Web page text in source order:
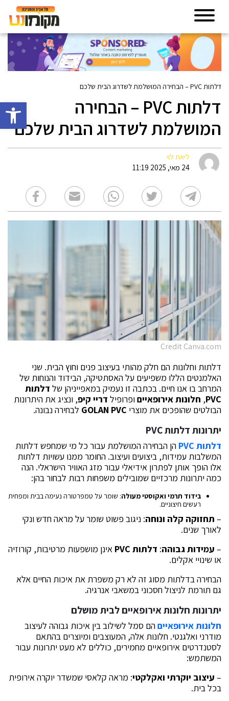
פתח
דלתות PVC – הבחירה המושלמת לשדרוג הבית שלכם
דלתות PVC – הבחירה
המושלמת לשדרוג הבית שלכם
ליאת לוי
24 מאי, 2025 11:19
Credit Canva.com
דלתות וחלונות הם חלק מהותי בעיצוב פנים וחוץ הבית. שני
האלמנטים הללו משפיעים על האסתטיקה, הבידוד והנוחות של
המרחב בו אנו חיים. בכתבה זו נעמיק במאפייניהן של דלתות
PVC
, חלונות אירופאייםופרופיל דריי קיפ, ונציג את היתרונות
הבולטים שהופכים את מוצרי GOLAN PVC לבחירה נבונה.
יתרונותדלתותPVC
דלתות PVC הן הבחירה המושלמת עבור כל מי שמחפש דלתות
המשלבות עמידות, ביצועים ועיצוב. החומר ממנו עשויות דלתות
אלו הופך אותן לפתרון אידיאלי עבור מזג האוויר הישראלי. הנה
כמה יתרונות מרכזיים שמובילים משפחות רבות לבחור בהן:
בידוד תרמי ואקוסטי מעולה: שומר על טמפרטורה נעימה בבית ומפחית
רעשים חיצוניים.
– תחזוקה קלה ונוחה: ניגוב פשוט שומר על מראה חדש ונקי
לאורך שנים.
– עמידות גבוהה: דלתות PVC אינן מושפעות מרטיבות, קורוזיה
או שינויי אקלים.
הבחירה בדלתות מסוג זה לא רק משפרת את איכות החיים אלא
גם תורמת לניצול חסכוני במשאבי אנרגיה.
יתרונותחלונות אירופאייםלבית מושלם
חלונות אירופאייםהם סמל לשילוב בין איכות גבוהה לעיצוב
מודרני ואלגנטי. חלונות אלה, המעוצבים ומיוצרים בהתאם
לסטנדרטים אירופאיים מחמירים, כוללים לא מעט יתרונות עבור
המשתמש:
– עיצוב יוקרתי ואקלקטי: מראה קלאסי שמשדר יוקרה אירופית
בכל בית.